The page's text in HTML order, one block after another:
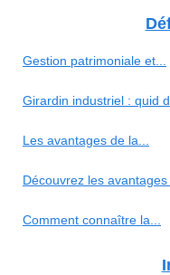
Gestion patrimoniale et...
Girardin industriel : quid
Les avantages de la...
Découvrez les avantages
Comment connaître la...